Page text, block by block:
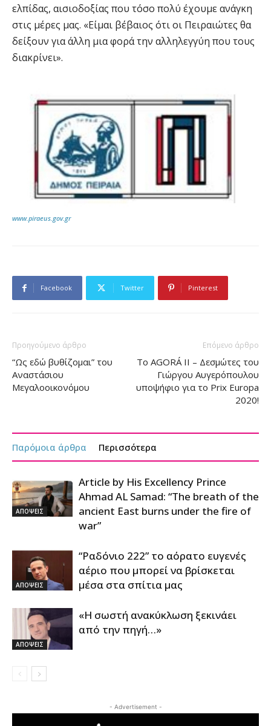
ελπίδας, αισιοδοξίας που τόσο πολύ έχουμε ανάγκη
στις μέρες μας. «Είμαι βέβαιος ότι οι Πειραιώτες θα
δείξουν για άλλη μια φορά την αλληλεγγύη που τους
διακρίνει».
www.piraeus.gov.gr
Facebook Twitter Pinterest
Προηγούμενο άρθρο
“Ως εδώ βυθίζομαι” του
Αναστάσιου
Μεγαλοοικονόμου
Επόμενο άρθρο
Το AGORÁ II – Δεσμώτες του
Γιώργου Αυγερόπουλου
υποψήφιο για το Prix Europa
2020!
Παρόμοια άρθρα Περισσότερα
ΑΠΟΨΕΙΣ
Article by His Excellency Prince
Ahmad AL Samad: “The breath of the
ancient East burns under the fire of
war”
ΑΠΟΨΕΙΣ
“Ραδόνιο 222” το αόρατο ευγενές
αέριο που μπορεί να βρίσκεται
μέσα στα σπίτια μας
ΑΠΟΨΕΙΣ
«Η σωστή ανακύκλωση ξεκινάει
από την πηγή…»
- Advertisement -